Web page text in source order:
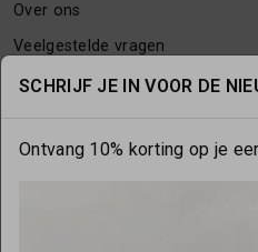
Over ons
Veelgestelde vragen
Contact
OPENINGSTIJDEN
SCHRIJF JE IN VOOR DE
Ontvang 10% korting op je